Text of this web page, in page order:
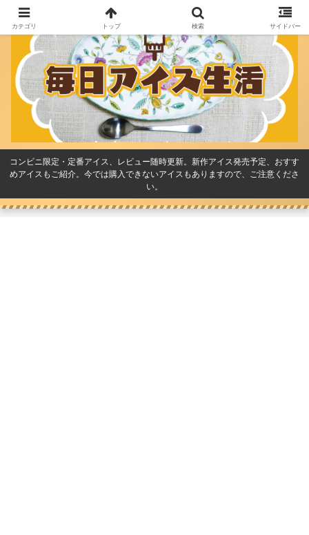
コンビニ限定・定番アイス、レビュー随時更新。新作アイス発売予定、おすす
めアイスもご紹介。今では購入できないアイスもありますので、ご注意くださ
い。
カテゴリ トップ 検索 サイドバー